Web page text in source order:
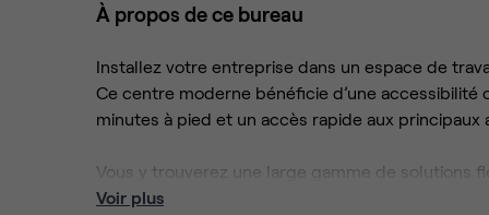
À propos de ce bureau
Installez votre entreprise dans un espace de
Ce centre moderne bénéficie d’une
minutes à pied et un accès rapide aux principaux
Vous y trouverez une large gamme de solutions
coworking et options modulables selon vos
Voir plus